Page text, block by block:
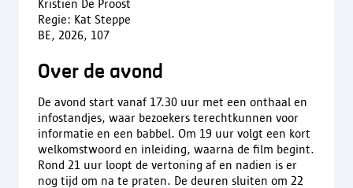
Kristien De Proost
Regie: Kat Steppe
BE, 2026, 107
Over de avond
De avond start vanaf 17.30 uur met een onthaal en
infostandjes, waar bezoekers terechtkunnen voor
informatie en een babbel. Om 19 uur volgt een kort
welkomstwoord en inleiding, waarna de film begint.
Rond 21 uur loopt de vertoning af en nadien is er
nog tijd om na te praten. De deuren sluiten om 22